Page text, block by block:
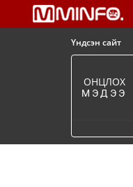
Үндсэн сайт
ОНЦЛОХ
МЭДЭЭ